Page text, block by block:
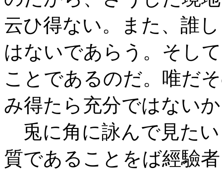
云ひ得ない。また、誰
はないであらう。そし
ことであるのだ。唯だ
み得たら充分ではない
兎に角に詠んで見た
質であることをば經驗